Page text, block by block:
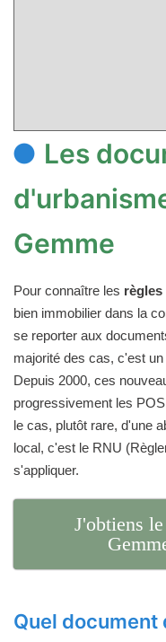
Les
Gemme
Pour connaître les
bien immobilier dans la
se reporter aux
majorité des cas, c'est
Depuis 2000, ces
progressivement les
le cas, plutôt rare, d'une
local, c'est le RNU
s'appliquer.
J'obtiens
Quel